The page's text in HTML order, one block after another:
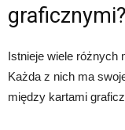
graficznymi?
Istnieje wiele różnych
Każda z nich ma
między kartami